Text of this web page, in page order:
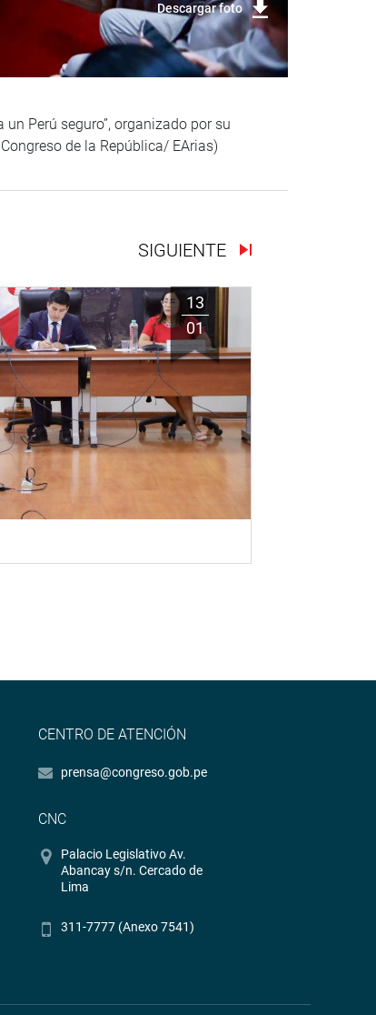
Descargar foto
Perú seguro”, organizado por su
de la República/ EArias)
SIGUIENTE
13
01
CENTRO DE ATENCIÓN
prensa@congreso.gob.pe
CNC
Palacio Legislativo Av.
Abancay s/n. Cercado de
Lima
311-7777 (Anexo 7541)